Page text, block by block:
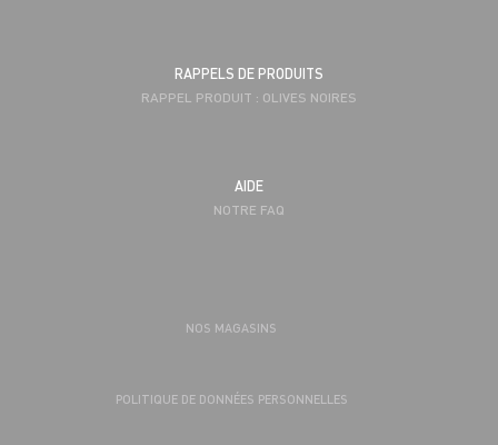
RAPPELS DE PRODUITS
RAPPEL PRODUIT : OLIVES NOIRES
AIDE
NOTRE FAQ
NOS MAGASINS
POLITIQUE DE DONNÉES PERSONNELLES